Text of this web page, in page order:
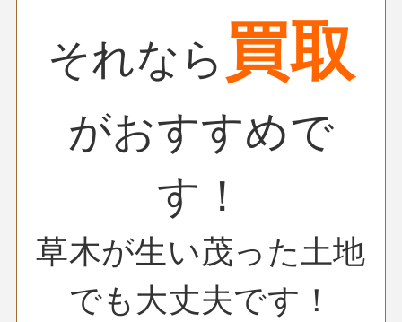
それなら 買取
がおすすめで
す！
草木が生い茂った土地
でも大丈夫です！